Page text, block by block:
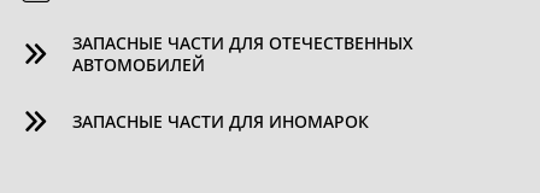
ЗАПАСНЫЕ ЧАСТИ ДЛЯ ОТЕЧЕСТВЕННЫХ
АВТОМОБИЛЕЙ
ЗАПАСНЫЕ ЧАСТИ ДЛЯ ИНОМАРОК